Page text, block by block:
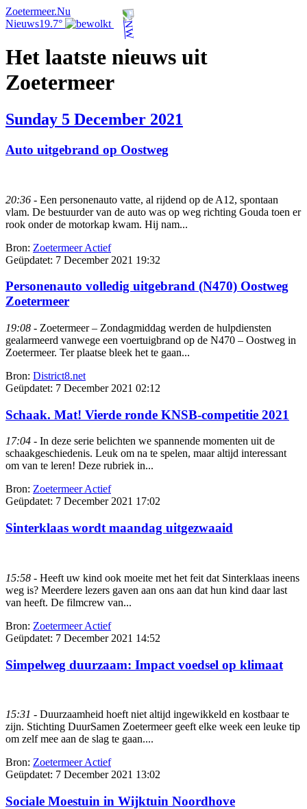
Zoetermeer.Nu
Nieuws19.7°
Het laatste nieuws uit
Zoetermeer
Sunday 5 December 2021
Auto uitgebrand op Oostweg
20:36 - Een personenauto vatte, al rijdend op de A12, spontaan
vlam. De bestuurder van de auto was op weg richting Gouda toen er
rook onder de motorkap kwam. Hij nam...
Bron: Zoetermeer Actief
Geüpdatet: 7 December 2021 19:32
Personenauto volledig uitgebrand (N470) Oostweg
Zoetermeer
19:08 - Zoetermeer – Zondagmiddag werden de hulpdiensten
gealarmeerd vanwege een voertuigbrand op de N470 – Oostweg in
Zoetermeer. Ter plaatse bleek het te gaan...
Bron: District8.net
Geüpdatet: 7 December 2021 02:12
Schaak. Mat! Vierde ronde KNSB-competitie 2021
17:04 - In deze serie belichten we spannende momenten uit de
schaakgeschiedenis. Leuk om na te spelen, maar altijd interessant
om van te leren! Deze rubriek in...
Bron: Zoetermeer Actief
Geüpdatet: 7 December 2021 17:02
Sinterklaas wordt maandag uitgezwaaid
15:58 - Heeft uw kind ook moeite met het feit dat Sinterklaas ineens
weg is? Meerdere lezers gaven aan ons aan dat hun kind daar last
van heeft. De filmcrew van...
Bron: Zoetermeer Actief
Geüpdatet: 7 December 2021 14:52
Simpelweg duurzaam: Impact voedsel op klimaat
15:31 - Duurzaamheid hoeft niet altijd ingewikkeld en kostbaar te
zijn. Stichting DuurSamen Zoetermeer geeft elke week een leuke tip
om zelf mee aan de slag te gaan....
Bron: Zoetermeer Actief
Geüpdatet: 7 December 2021 13:02
Sociale Moestuin in Wijktuin Noordhove